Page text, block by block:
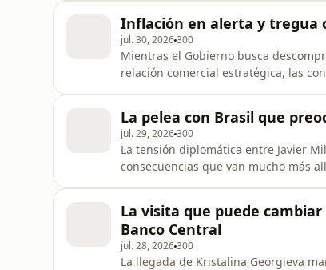
que impe
Inflación en alerta y tregua
jul. 30, 2026300
Mientras el Gobierno busca
relación comercial estratégica, las
suba superior al 2% e
La pelea con Brasil que
jul. 29, 2026300
La tensión diplomática entre Javier
consecuencias que van mucho más
del conflicto podría gen
La visita que puede
Banco Central
jul. 28, 2026300
La llegada de Kristalina Georgieva